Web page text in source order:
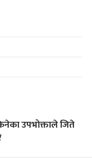
उपभोक्ताले जिते